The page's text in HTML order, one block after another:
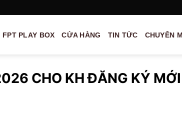
FPT PLAY BOX CỬA HÀNG TIN TỨC CHUYÊN
CHO KH ĐĂNG KÝ MỚI